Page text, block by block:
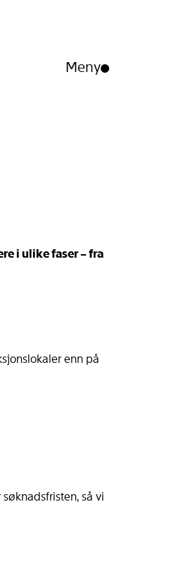
Meny
Åpne/lukk
i ulike faser – fra
enn på
så vi